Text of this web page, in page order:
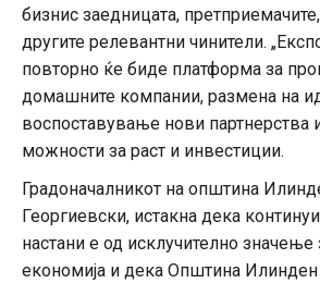
бизнис заедницата,
другите релевантни чинители.
повторно ќе биде платформа за
домашните компании, размена на
воспоставување нови партнерства
можности за раст и инвестиции.
Градоначалникот на општина
Георгиевски, истакна дека
настани е од исклучително значење
економија и дека Општина